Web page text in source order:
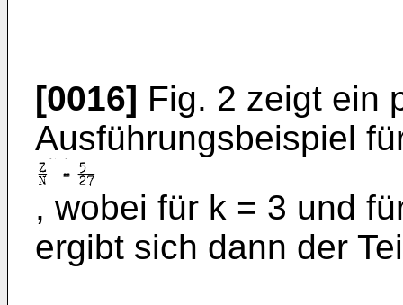
[0016] Fig. 2 zeigt ein
Ausführungsbeispiel
, wobei für k = 3 und
ergibt sich dann der